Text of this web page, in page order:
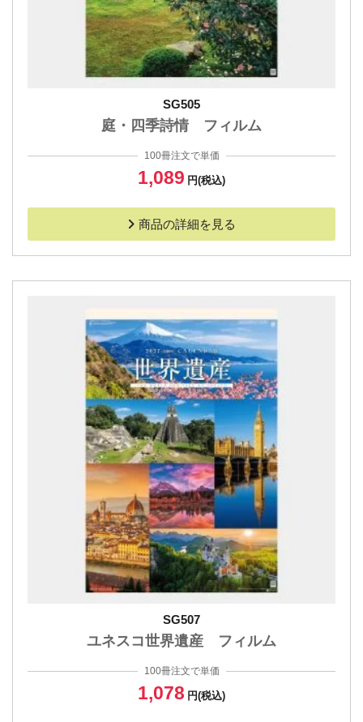
SG505
庭・四季詩情 フィルム
100冊注文で単価
1,089 円(税込)
商品の詳細を見る
SG507
ユネスコ世界遺産 フィルム
100冊注文で単価
1,078 円(税込)